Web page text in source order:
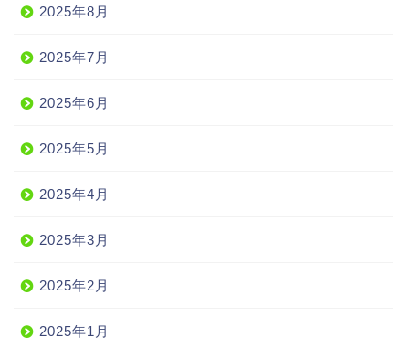
2025年8月
2025年7月
2025年6月
2025年5月
2025年4月
2025年3月
2025年2月
2025年1月